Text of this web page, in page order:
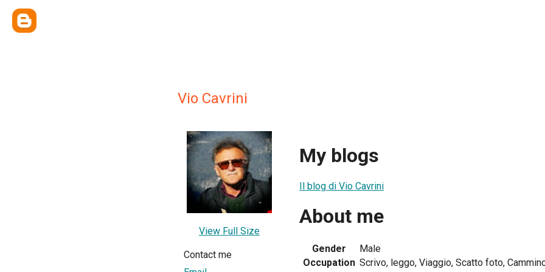
Vio Cavrini
View Full Size
Contact me
My blogs
Il blog di Vio Cavrini
About me
Gender
Male
Occupation Scrivo, leggo, Viaggio, Scatto foto,